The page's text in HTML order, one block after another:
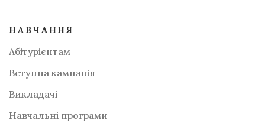
НАВЧАННЯ
Абітурієнтам
Вступна кампанія
Викладачі
Навчальні програми